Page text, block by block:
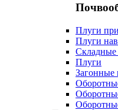
Плуги
Плуги
Складные
Плуги
Загонные